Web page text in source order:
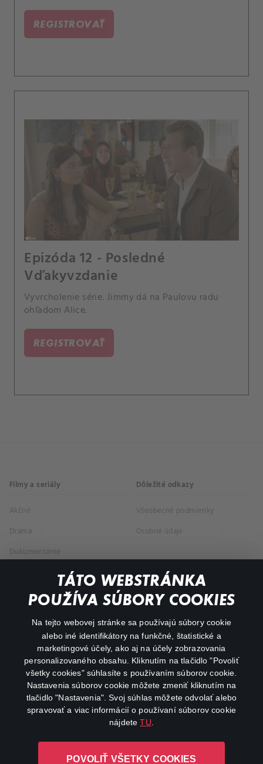
TÁTO WEBSTRÁNKA
POUŽÍVA SÚBORY COOKIES
Na tejto webovej stránke sa používajú súbory cookie
alebo iné identifikátory na funkčné, štatistické a
marketingové účely, ako aj na účely zobrazovania
personalizovaného obsahu. Kliknutím na tlačidlo "Povoliť
všetky cookies" súhlasíte s používaním súborov cookie.
Nastavenia súborov cookie môžete zmeniť kliknutím na
tlačidlo "Nastavenia". Svoj súhlas môžete odvolať alebo
spravovať a viac informácií o používaní súborov cookie
nájdeteTU
POVOLIŤ VŠETKY COOKIES
REGISTROVAŤ
Epizóda 12 - Posledné
Vďakyvzdanie
Vyvrcholenie série. Jimmy dá na Paulovu radu
ohľadom Alice.
REGISTROVAŤ
Filmy a seriály
Akčné
Dráma
Dokumentárne
Dôležité odkazy
Všeobecné podmienky
Osobné údaje
Môj účet
O aplikácii Canal+
Canal+ Luxembourg S. à r.l. so sídlom Rue Albert Borschette 4,